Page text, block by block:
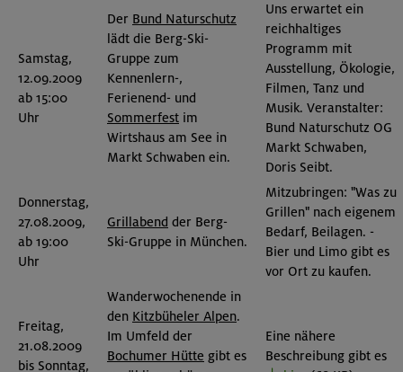
Samstag,
12.09.2009
ab 15:00
Uhr
Der Bund Naturschutz
lädt die Berg-Ski-
Gruppe zum
Kennenlern-,
Ferienend- und
Sommerfest im
Wirtshaus am See in
Markt Schwaben ein.
Uns erwartet ein
reichhaltiges
Programm mit
Ausstellung, Ökologie,
Filmen, Tanz und
Musik. Veranstalter:
Bund Naturschutz OG
Markt Schwaben,
Doris Seibt.
Donnerstag,
27.08.2009,
ab 19:00
Uhr
Grillabend der Berg-
Ski-Gruppe in München.
Mitzubringen: "Was zu
Grillen" nach eigenem
Bedarf, Beilagen. -
Bier und Limo gibt es
vor Ort zu kaufen.
Freitag,
21.08.2009
bis Sonntag,
Wanderwochenende in
den Kitzbüheler Alpen.
Im Umfeld der
Bochumer Hütte gibt es
Eine nähere
Beschreibung gibt es